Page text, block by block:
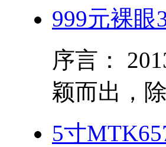
999元裸眼
序言：
颖而出，
5寸